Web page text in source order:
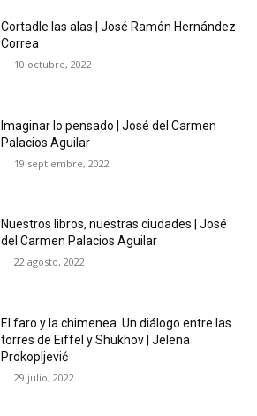
Cortadle las alas | José Ramón Hernández
Correa
10 octubre, 2022
Imaginar lo pensado | José del Carmen
Palacios Aguilar
19 septiembre, 2022
Nuestros libros, nuestras ciudades | José
del Carmen Palacios Aguilar
22 agosto, 2022
El faro y la chimenea. Un diálogo entre las
torres de Eiffel y Shukhov | Jelena
Prokopljević
29 julio, 2022